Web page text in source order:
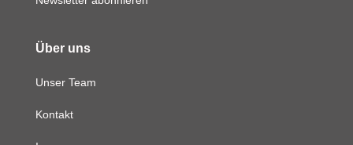
Über uns
Unser Team
Kontakt